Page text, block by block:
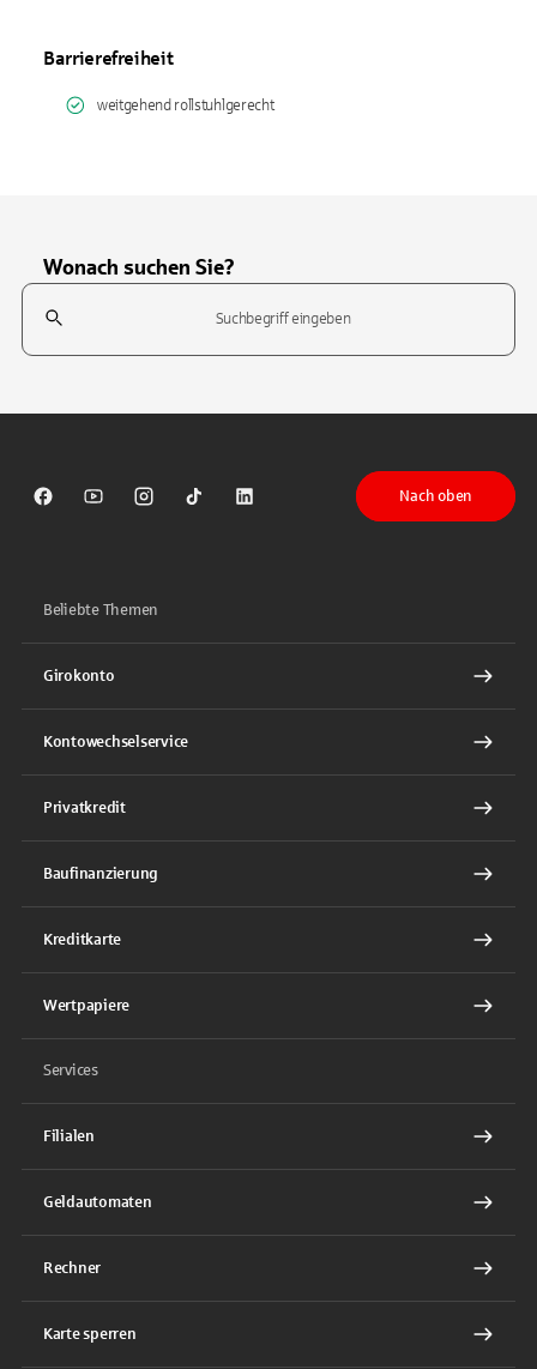
Barrierefreiheit
weitgehend rollstuhlgerecht
Wonach suchen Sie?
Suchfeld
Sparkasse auf Facebook
Sparkasse auf Youtube
Sparkasse auf Instagram
Sparkasse auf TikTok
Sparkasse auf LinkedIn
Nach oben
Beliebte Themen
Girokonto
Kontowechselservice
Privatkredit
Baufinanzierung
Kreditkarte
Wertpapiere
Services
Filialen
Geldautomaten
Rechner
Karte sperren